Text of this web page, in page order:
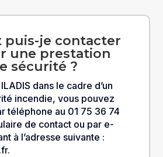
puis-je contacter
une prestation
sécurité ?
dans le cadre d’un
incendie, vous pouvez
téléphone au 01 75 36 74
de contact ou par e-
à l’adresse suivante :